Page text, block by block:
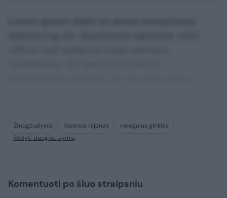
Žmogžudystė Varėnos rajonas
nelegalus ginklas
Rodyti daugiau žymių
Komentuoti po šiuo straipsniu